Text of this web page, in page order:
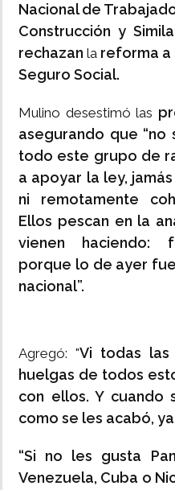
Nacional de
Construcción y
rechazan la reforma a
Seguro Social.
Mulino desestimó las
asegurando que
todo este grupo de
a apoyar la ley,
ni remotamente
Ellos pescan en la
vienen haciendo:
porque lo de ayer
nacional”.
Agregó: "Vi todas
huelgas de todos
con ellos. Y cuando
como se les acabó,
“Si no les gusta
Venezuela, Cuba o